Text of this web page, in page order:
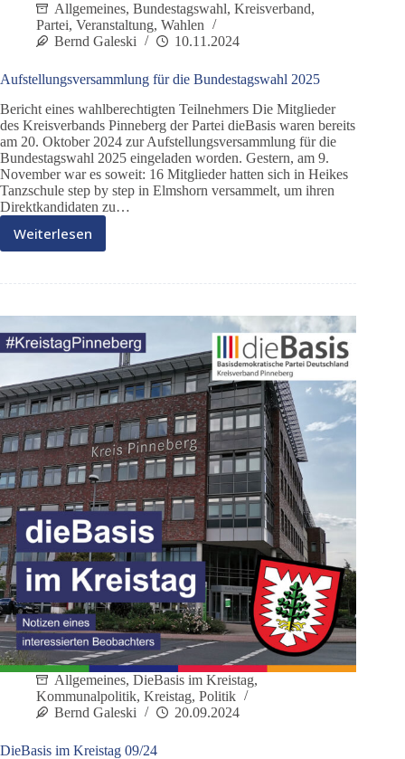
Allgemeines, Bundestagswahl, Kreisverband,
Partei, Veranstaltung, Wahlen
Bernd Galeski
10.11.2024
Aufstellungsversammlung für die Bundestagswahl 2025
Bericht eines wahlberechtigten Teilnehmers Die Mitglieder
des Kreisverbands Pinneberg der Partei dieBasis waren bereits
am 20. Oktober 2024 zur Aufstellungsversammlung für die
Bundestagswahl 2025 eingeladen worden. Gestern, am 9.
November war es soweit: 16 Mitglieder hatten sich in Heikes
Tanzschule step by step in Elmshorn versammelt, um ihren
Direktkandidaten zu…
WeiterlesenAufstellungsversammlung
2025
Allgemeines, DieBasis im Kreistag,
Kommunalpolitik, Kreistag, Politik
Bernd Galeski
20.09.2024
DieBasis im Kreistag 09/24